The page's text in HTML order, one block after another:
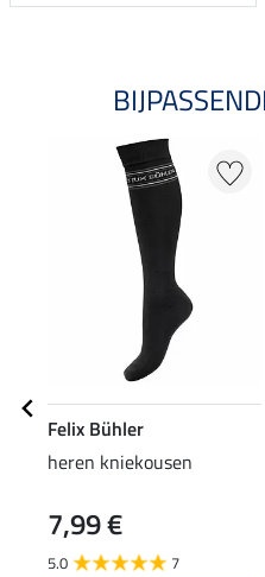
Felix Bühler
heren kniekousen
7,99 €
5.0 7